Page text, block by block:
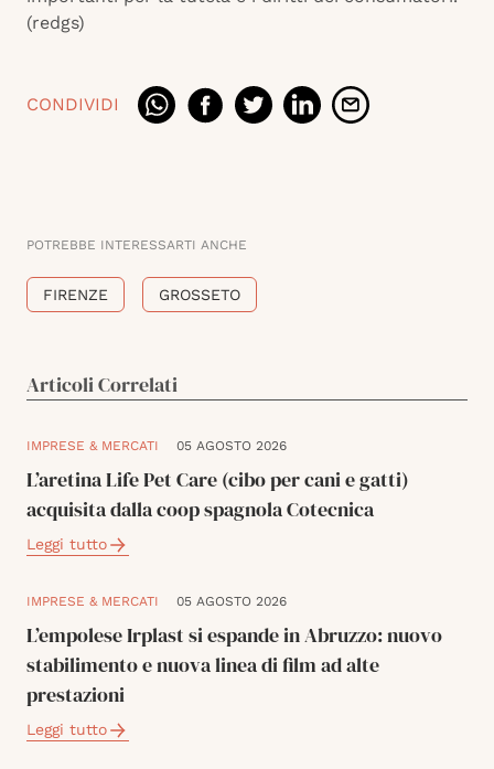
(redgs)
CONDIVIDI
POTREBBE INTERESSARTI ANCHE
FIRENZE GROSSETO
Articoli Correlati
IMPRESE & MERCATI 05 AGOSTO 2026
L’aretina Life Pet Care (cibo per cani e gatti)
acquisita dalla coop spagnola Cotecnica
Leggi tutto
IMPRESE & MERCATI 05 AGOSTO 2026
L’empolese Irplast si espande in Abruzzo: nuovo
stabilimento e nuova linea di film ad alte
prestazioni
Leggi tutto